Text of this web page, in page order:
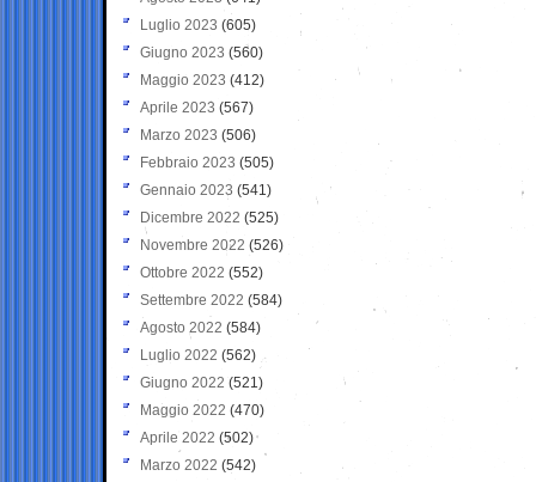
Luglio 2023 (605)
Giugno 2023 (560)
Maggio 2023 (412)
Aprile 2023 (567)
Marzo 2023 (506)
Febbraio 2023 (505)
Gennaio 2023 (541)
Dicembre 2022 (525)
Novembre 2022 (526)
Ottobre 2022 (552)
Settembre 2022 (584)
Agosto 2022 (584)
Luglio 2022 (562)
Giugno 2022 (521)
Maggio 2022 (470)
Aprile 2022 (502)
Marzo 2022 (542)